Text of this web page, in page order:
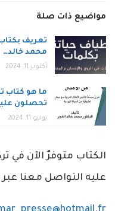
مواضيع ذات صلة
تعريف
محمد خالد…
أكتوبر 11, 2024
ما هو كتاب
تحصلون
يوليو 11, 2024
الكتاب متوفرٌ الآن في
عليه التواصل معنا عبر